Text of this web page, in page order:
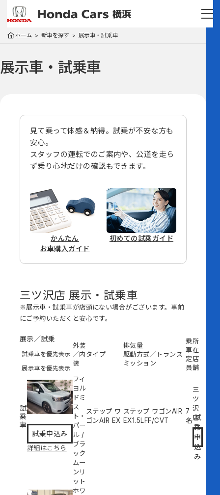
ホーム 新車を探す 展示車・試乗車
展示車・試乗車
見て乗って体感＆納得。試乗が不安な方も
安心。
スタッフの運転でのご案内や、 公道を走ら
ず乗り心地だけの確認もできます。
かんたん
お車購入ガイド
初めての試乗ガイド
三ツ沢店 展示・試乗車
※展示車・試乗車が店頭にない場合がございます。事前
にご予約いただくと安心です。
展示／試乗
試乗車を優先表示
展示車を優先表示
外装
／内
装
タイプ
排気量
駆動方式／トランス
ミッション
乗
車
定
員
所
在
店
舗
試
乗
車
試乗申込み
詳細はこちら
フィ
ヨル
ドミ
ス
ト・
パー
ル/
ブラ
ック
ステップ ワ
ゴンAIR EX
ステップ ワゴンAIR
EX1.5L FF/CVT
7
名
三
ツ
沢
店
試
乗
申
込
み
ムー
ンリ
ット
ホワ